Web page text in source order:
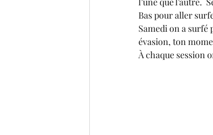
Bas pour aller
Samedi on a surfé
évasion, ton
À chaque session